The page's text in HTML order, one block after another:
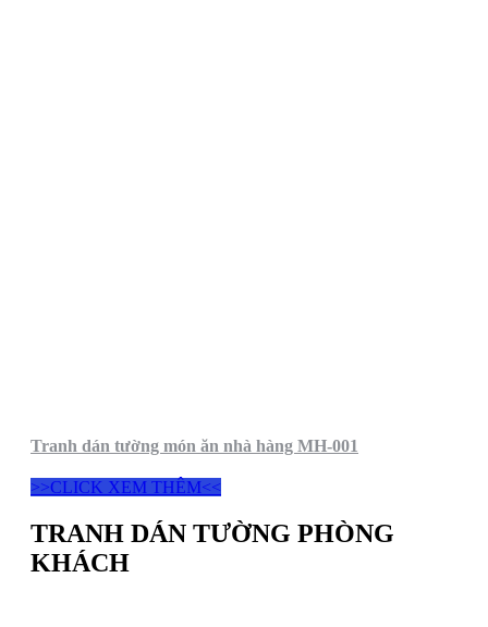
Tranh dán tường món ăn nhà hàng MH-001
>>CLICK XEM THÊM<<
TRANH DÁN TƯỜNG PHÒNG
KHÁCH